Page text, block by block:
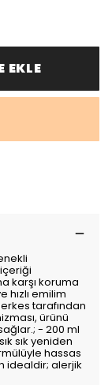
EKLE
karşı koruma
emilim
tarafından
ürünü
- 200 ml
sık yeniden
hassas
idealdir; alerjik